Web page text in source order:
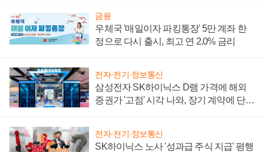
금융
우체국 '매일이자 파킹통장' 5만 계좌 한
정으로 다시 출시, 최고 연 2.0% 금리
전자·전기·정보통신
삼성전자 SK하이닉스 D램 가격에 해외
증권가 '고점' 시각 나와, 장기 계약에 단점
전자·전기·정보통신
SK하이닉스 노사 '성과급 주식 지급' 평행